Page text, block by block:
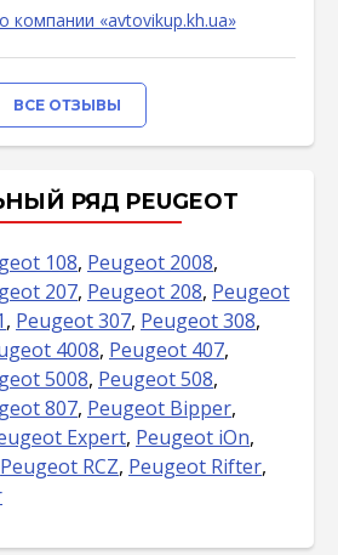
компании «avtovikup.kh.ua»
ВСЕ ОТЗЫВЫ
РЯД PEUGEOT
108, Peugeot 2008,
207, Peugeot 208, Peugeot
, Peugeot 307, Peugeot 308,
4008, Peugeot 407,
5008, Peugeot 508,
807, Peugeot Bipper,
Expert, Peugeot iOn,
Peugeot RCZ, Peugeot Rifter,